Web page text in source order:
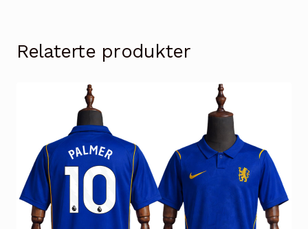
Relaterte produkter